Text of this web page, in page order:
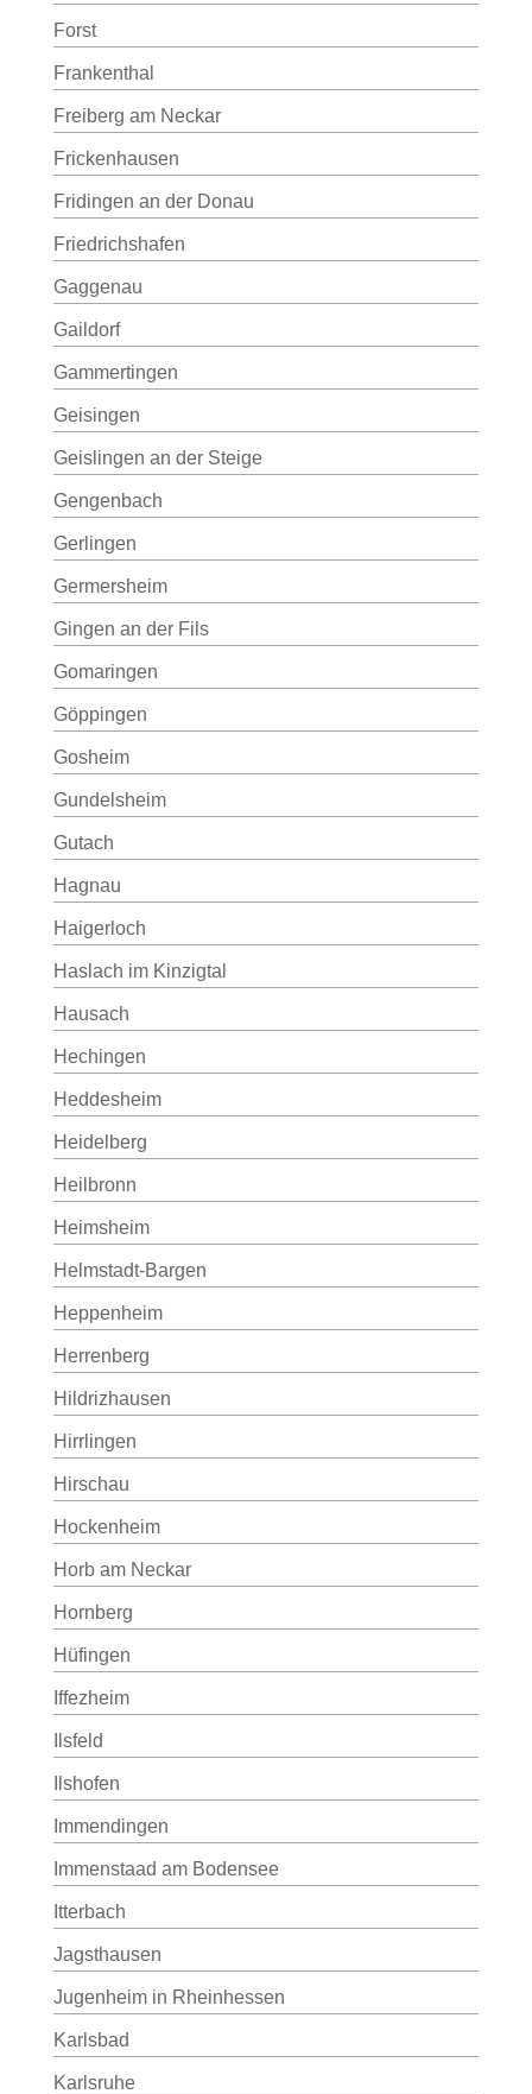
Forst
Frankenthal
Freiberg am Neckar
Frickenhausen
Fridingen an der Donau
Friedrichshafen
Gaggenau
Gaildorf
Gammertingen
Geisingen
Geislingen an der Steige
Gengenbach
Gerlingen
Germersheim
Gingen an der Fils
Gomaringen
Göppingen
Gosheim
Gundelsheim
Gutach
Hagnau
Haigerloch
Haslach im Kinzigtal
Hausach
Hechingen
Heddesheim
Heidelberg
Heilbronn
Heimsheim
Helmstadt-Bargen
Heppenheim
Herrenberg
Hildrizhausen
Hirrlingen
Hirschau
Hockenheim
Horb am Neckar
Hornberg
Hüfingen
Iffezheim
Ilsfeld
Ilshofen
Immendingen
Immenstaad am Bodensee
Itterbach
Jagsthausen
Jugenheim in Rheinhessen
Karlsbad
Karlsruhe